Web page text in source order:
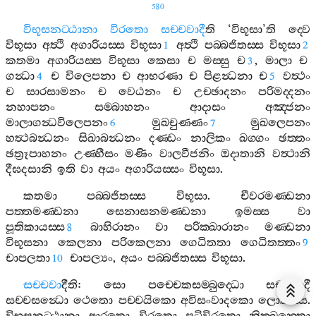
580
විභූසනට‍්ඨානා විරතො සච‍්චවාදීති ‘විභූසා’ති
ද‍්වෙ
විභූසා අත්‍ථි අගාරියස‍්ස විභූසා 1 අත්‍ථි පබ‍්බජිතස‍්ස විභූසා2
කතමා අගාරියස‍්ස විභූසා කෙසා ච මස‍්සු ච3, මාලා ච
ගන්‍ධා4 ච විලෙපනා ච ආභරණා ච පිළන්‍ධනා ච5
වත්‍ථං
ච
සාරසාමනං ච වෙඨනං ච උච‍්ඡාදනං
පරිමද‍්දනං
නහාපනං
සම‍්බාහනං ආදාසං
අඤ‍්ජනං
මාලාගන්‍ධවිලෙපනං6 මුඛචුණ‍්ණං 7
මුඛලෙපනං
හත්‍ථබන්‍ධනං
සිඛාබන්‍ධනං දණ‍්ඩං නාලිකං ඛග‍්ගං
ඡත‍්තං
ඡත්‍රූපාහනං උණ‍්හීසං මණිං වාලවීජනිං ඔදාතානි වත්‍ථානි
දීඝදසානි ඉති වා අයං අගාරියස‍්සං විභූසා.
කතමා
පබ‍්බජිතස‍්ස විභූසා.චීවරමණ‍්ඩනා
පත‍්තමණ‍්ඩනා
සෙනාසනමණ‍්ඩනා ඉමස‍්ස
වා
පූතිකායස‍්ස8 බාහිරානං වා පරික‍්ඛාරානං
මණ‍්ඩනා
විභූසනා
කෙලනා පරිකෙලනා ගෙධිතතා ගෙධිතත‍්තං9
චාපලතා 10 චාපල්‍යං, අයං පබ‍්බජිතස‍්ස විභූසා.
සච‍්චවාදීති:සො පච‍්චෙකසම‍්බුද‍්ධො
සච‍්චවාදී
සච‍්චසන්‍ධො ථෙතො පච‍්චයිකො අවිසංවාදකො ලොකස‍්ස.